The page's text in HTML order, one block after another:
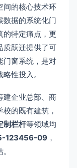
间的核心技术环
数据的系统化门
的特定痛点，更
质跃迁提供了可
门窗系统，是对
性投入。
建企业总部、商
的既有建筑，
制栏杆等领域均
123456-09 ，